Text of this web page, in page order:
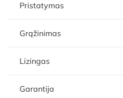
Pristatymas
Grąžinimas
Lizingas
Garantija